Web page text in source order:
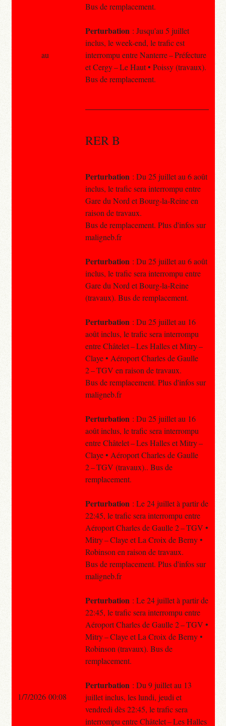
Bus de remplacement.
Perturbation : Jusqu'au 5 juillet
inclus, le week-end, le trafic est
interrompu entre Nanterre – Préfecture
et Cergy – Le Haut • Poissy (travaux).
Bus de remplacement.
RER B
Perturbation : Du 25 juillet au 6 août
inclus, le trafic sera interrompu entre
Gare du Nord et Bourg-la-Reine en
raison de travaux.
Bus de remplacement. Plus d'infos sur
maligneb.fr
Perturbation : Du 25 juillet au 6 août
inclus, le trafic sera interrompu entre
Gare du Nord et Bourg-la-Reine
(travaux). Bus de remplacement.
Perturbation : Du 25 juillet au 16
août inclus, le trafic sera interrompu
entre Châtelet – Les Halles et Mitry –
Claye • Aéroport Charles de Gaulle
2 – TGV en raison de travaux.
Bus de remplacement. Plus d'infos sur
maligneb.fr
Perturbation : Du 25 juillet au 16
août inclus, le trafic sera interrompu
entre Châtelet – Les Halles et Mitry –
Claye • Aéroport Charles de Gaulle
2 – TGV (travaux).. Bus de
remplacement.
Perturbation : Le 24 juillet à partir de
22:45, le trafic sera interrompu entre
Aéroport Charles de Gaulle 2 – TGV •
Mitry – Claye et La Croix de Berny •
Robinson en raison de travaux.
Bus de remplacement. Plus d'infos sur
maligneb.fr
Perturbation : Le 24 juillet à partir de
22:45, le trafic sera interrompu entre
Aéroport Charles de Gaulle 2 – TGV •
Mitry – Claye et La Croix de Berny •
Robinson (travaux). Bus de
remplacement.
Perturbation : Du 9 juillet au 13
juillet inclus, les lundi, jeudi et
vendredi dès 22:45, le trafic sera
interrompu entre Châtelet – Les Halles
au
1/7/2026 00:08